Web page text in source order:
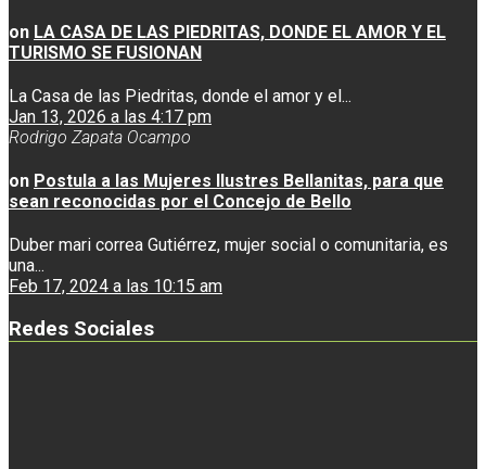
on LA CASA DE LAS PIEDRITAS, DONDE EL AMOR Y EL
TURISMO SE FUSIONAN
La Casa de las Piedritas, donde el amor y el...
Jan 13, 2026 a las 4:17 pm
Rodrigo Zapata Ocampo
on Postula a las Mujeres Ilustres Bellanitas, para que
sean reconocidas por el Concejo de Bello
Duber mari correa Gutiérrez, mujer social o comunitaria, es
una...
Feb 17, 2024 a las 10:15 am
Redes Sociales